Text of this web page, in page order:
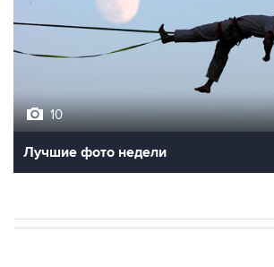
10
Лучшие фото недели